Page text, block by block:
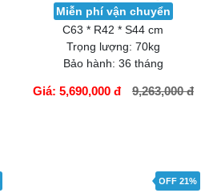
Két sắt việt tiệp BO63FE
Luxury màu trắng
Miễn phí vận chuyển
C63 * R42 * S44 cm
OFF 21%